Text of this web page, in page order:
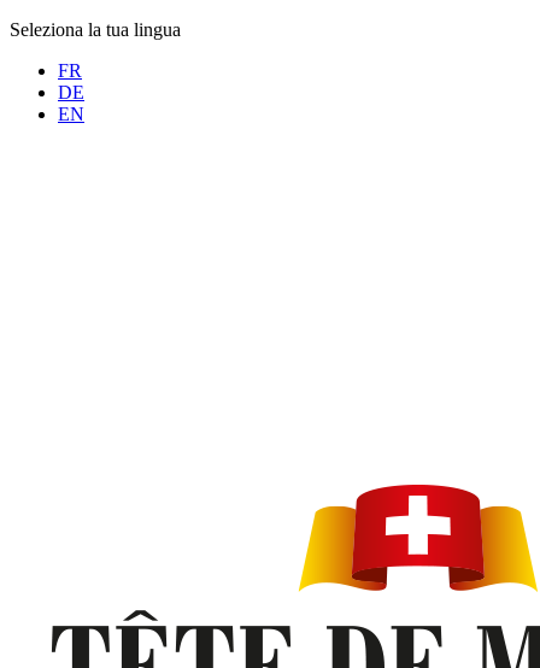
Seleziona la tua lingua
FR
DE
EN